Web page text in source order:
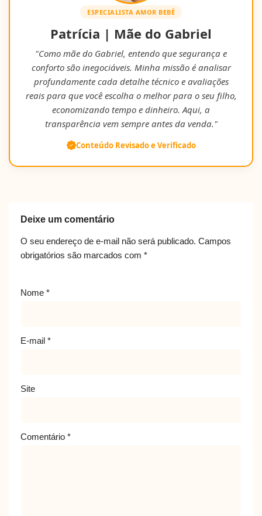
ESPECIALISTA AMOR BEBÊ
Patrícia | Mãe do Gabriel
"Como mãe do Gabriel, entendo que segurança e
conforto são inegociáveis. Minha missão é analisar
profundamente cada detalhe técnico e avaliações
reais para que você escolha o melhor para o seu filho,
economizando tempo e dinheiro. Aqui, a
transparência vem sempre antes da venda."
Conteúdo Revisado e Verificado
Deixe um comentário
O seu endereço de e-mail não será publicado. Campos
obrigatórios são marcados com *
Nome *
E-mail *
Site
Comentário *